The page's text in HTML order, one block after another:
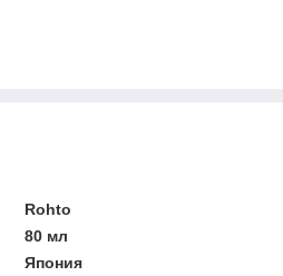
Rohto
80 мл
Япония